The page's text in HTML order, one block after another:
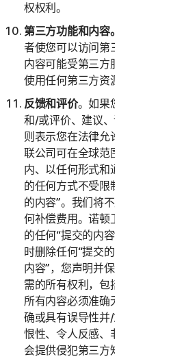
权权利。
第三方功能和内容。
者使您可以访问第三方网站上的
内容可能受第三方服务条款和隐
使用任何第三方资源全权负责，
反馈和评价。如果您向诺顿卫复
和/或评价、建议、评论或想法（
则表示您在法律允许的最大范围
联公司可在全球范围内和这些内
内、以任何形式和通过任何媒介
的任何方式不受限制地使用、复
的内容”。我们将不支付与使用您
何补偿费用。诺顿卫复客没有义
的任何“提交的内容”，并且诺顿
时删除任何“提交的内容”。通过
内容”，您声明并保证您拥有或控
需的所有权利，包括知识产权权
所有内容必须准确无误；(ii) 您不
确或具有误导性并/或可能合理视
恨性、令人反感、非法威胁或骚
会提供侵犯第三方知识产权或其